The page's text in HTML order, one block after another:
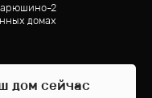
2
домах
дом сейчас